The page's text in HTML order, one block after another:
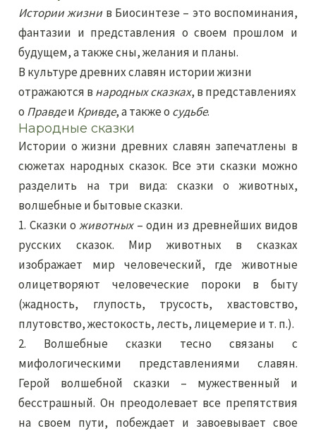
Истории жизни в Биосинтезе – это воспоминания,
фантазии и представления о своем прошлом и
будущем, а также сны, желания и планы.
В культуре древних славян истории жизни
отражаются в народных сказках, в представлениях
о Правдеи Кривде, а также о судьбе.
Народные сказки
Истории о жизни древних славян запечатлены в
сюжетах народных сказок. Все эти сказки можно
разделить на три вида: сказки о животных,
волшебные и бытовые сказки.
1. Сказки о животных– один из древнейших видов
русских сказок. Мир животных в сказках
изображает мир человеческий, где животные
олицетворяют человеческие пороки в быту
(жадность, глупость, трусость, хвастовство,
плутовство, жестокость, лесть, лицемерие и т. п.).
2. Волшебные сказки тесно связаны с
мифологическими представлениями славян.
Герой волшебной сказки – мужественный и
бесстрашный. Он преодолевает все препятствия
на своем пути, побеждает и завоевывает свое